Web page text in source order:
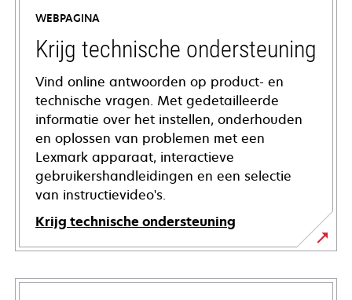
WEBPAGINA
Krijg technische ondersteuning
Vind online antwoorden op product- en
technische vragen. Met gedetailleerde
informatie over het instellen, onderhouden
en oplossen van problemen met een
Lexmark apparaat, interactieve
gebruikershandleidingen en een selectie
van instructievideo's.
Krijg technische ondersteuning
opens
in